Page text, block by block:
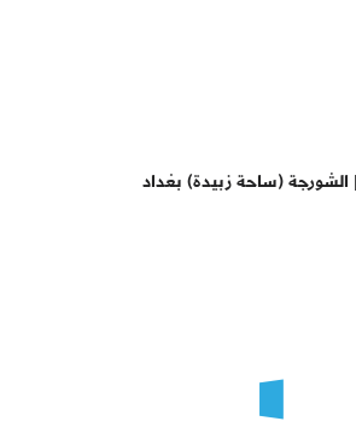
الشورجة (ساحة زبيدة) بغداد